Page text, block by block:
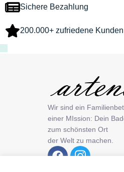
Sichere Bezahlung
200.000+ zufriedene Kunden
Wir sind ein
einer MIssion: Dein
zum schönsten Ort
der Welt zu machen.